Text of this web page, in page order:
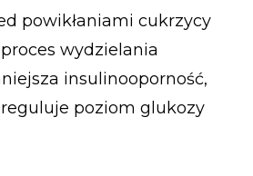
powikłaniami cukrzycy
wydzielania
insulinooporność,
poziom glukozy